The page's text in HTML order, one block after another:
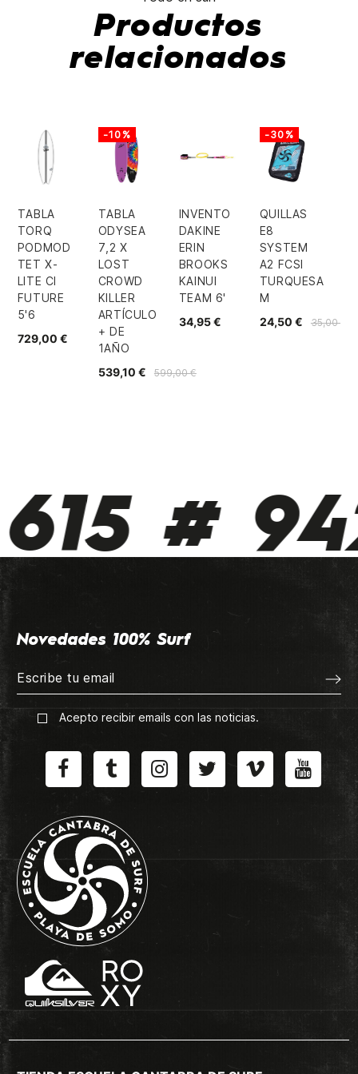
Productos
relacionados
TABLA
TORQ
PODMOD
TET X-
LITE CI
FUTURE
5'6
729,00 €
TABLA
ODYSEA
7,2 X
LOST
CROWD
KILLER
ARTÍCULO
+ DE
1AÑO
599,00 €
539,10 €
-10%
INVENTO
DAKINE
ERIN
BROOKS
KAINUI
TEAM 6'
34,95 €
QUILLAS
E8
SYSTEM
A2 FCSI
TURQUESA
M
35,00 €
24,50 €
-30%
#
Novedades 100% Surf
Acepto recibir emails con las noticias.